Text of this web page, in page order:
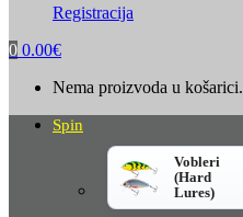
Registracija
0 0.00€
Nema proizvoda u košarici.
Spin
Vobleri
(Hard
Lures)